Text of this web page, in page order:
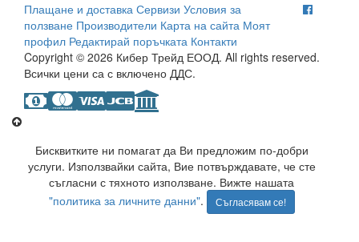
Плащане и доставка Сервизи Условия за
ползване Производители Карта на сайта Моят
профил Редактирай поръчката Контакти
Copyright © 2026 Кибер Трейд ЕООД. All rights reserved.
Всички цени са с включено ДДС.
Бисквитките ни помагат да Ви предложим по-добри
услуги. Използвайки сайта, Вие потвърждавате, че сте
съгласни с тяхното използване. Вижте нашата
"политика за личните данни". Съгласявам се!